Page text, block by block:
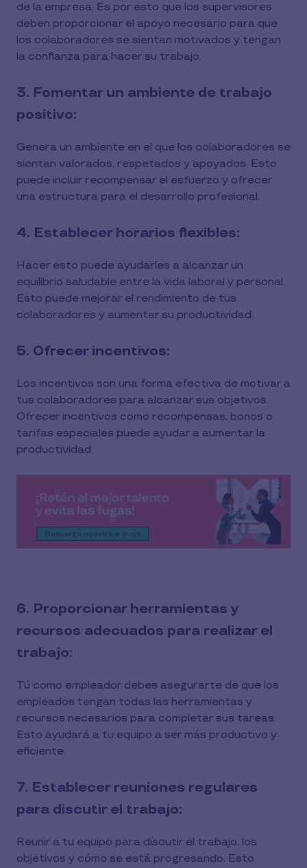
de la empresa. Es por esto que los supervisores
deben proporcionar el apoyo necesario para que
los colaboradores se sientan motivados y tengan
la confianza para hacer su trabajo.
3. Fomentar un ambiente de trabajo
positivo:
Genera un ambiente en el que los colaboradores se
sientan valorados, respetados y apoyados. Esto
puede incluir recompensar el esfuerzo y ofrecer
una estructura para el desarrollo profesional.
4. Establecer horarios flexibles:
Hacer esto puede ayudarles a alcanzar un
equilibrio saludable entre la vida laboral y personal.
Esto puede mejorar el rendimiento de tus
colaboradores y aumentar su productividad.
5. Ofrecer incentivos:
Los incentivos son una forma efectiva de motivar a
tus colaboradores para alcanzar sus objetivos.
Ofrecer incentivos como recompensas, bonos o
tarifas especiales puede ayudar a aumentar la
productividad.
6. Proporcionar herramientas y
recursos adecuados para realizar el
trabajo:
Tú como empleador debes asegurarte de que los
empleados tengan todas las herramientas y
recursos necesarios para completar sus tareas.
Esto ayudará a tu equipo a ser más productivo y
eficiente.
7. Establecer reuniones regulares
para discutir el trabajo:
Reunir a tu equipo para discutir el trabajo, los
objetivos y cómo se está progresando. Esto